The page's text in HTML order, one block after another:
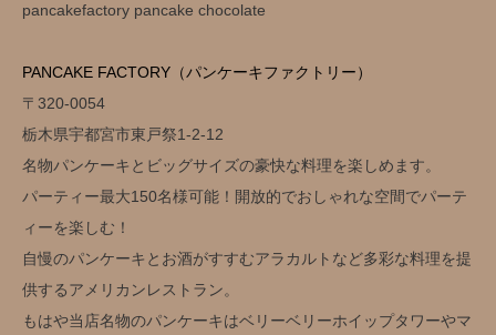
pancakefactory pancake chocolate
PANCAKE FACTORY（パンケーキファクトリー）
〒320-0054
栃木県宇都宮市東戸祭1-2-12
名物パンケーキとビッグサイズの豪快な料理を楽しめます。
パーティー最大150名様可能！開放的でおしゃれな空間でパーテ
ィーを楽しむ！
自慢のパンケーキとお酒がすすむアラカルトなど多彩な料理を提
供するアメリカンレストラン。
もはや当店名物のパンケーキはベリーベリーホイップタワーやマ